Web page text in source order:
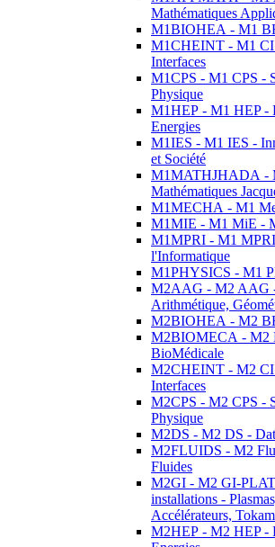
Mathématiques
M1BIOHEA - M1
M1CHEINT - M1 CI
Interfaces
M1CPS - M1 CPS -
Physique
M1HEP - M1 HEP -
Energies
M1IES - M1 IES -
et Société
M1MATHJHADA -
Mathématiques
M1MECHA - M1
M1MIE - M1 MiE -
M1MPRI - M1 MPRI
l'Informatique
M1PHYSICS - M1
M2AAG - M2 AAG
Arithmétique,
M2BIOHEA - M2
M2BIOMECA - M2
BioMédicale
M2CHEINT - M2 CI
Interfaces
M2CPS - M2 CPS -
Physique
M2DS - M2 DS -
M2FLUIDS - M2
Fluides
M2GI - M2 GI-
installations -
Accélérateurs,
M2HEP - M2 HEP -